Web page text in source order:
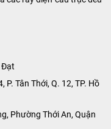
ray điện cầu trục hàng
ty Tuấn Đạt phục ray
lòng khách đến vừa lòng
ray điện cầu trục đều